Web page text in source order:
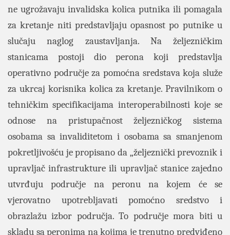
ne ugrožavaju invalidska kolica putnika ili pomagala
za kretanje niti predstavljaju opasnost po putnike u
slučaju naglog zaustavljanja. Na željezničkim
stanicama postoji dio perona koji predstavlja
operativno područje za pomoćna sredstava koja služe
za ukrcaj korisnika kolica za kretanje. Pravilnikom o
tehničkim specifikacijama interoperabilnosti koje se
odnose na pristupačnost željezničkog sistema
osobama sa invaliditetom i osobama sa smanjenom
pokretljivošću je propisano da „željeznički prevoznik i
upravljač infrastrukture ili upravljač stanice zajedno
utvrđuju područje na peronu na kojem će se
vjerovatno upotrebljavati pomoćno sredstvo i
obrazlažu izbor područja. To područje mora biti u
skladu sa peronima na kojima je trenutno predviđeno